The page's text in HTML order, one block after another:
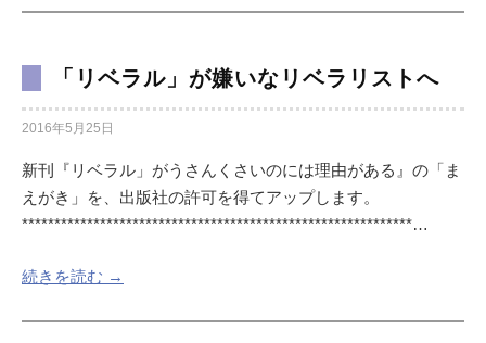
「リベラル」が嫌いなリベラリストへ
2016年5月25日
新刊『リベラル」がうさんくさいのには理由がある』の「ま
えがき」を、出版社の許可を得てアップします。
************************************************************…
続きを読む →